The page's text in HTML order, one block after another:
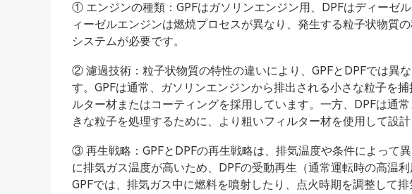
① エンジンの種類：GPFはガソリンエンジン用、DPFはディーゼ
ィーゼルエンジンは燃焼プロセスが異なり、発生する粒子状物質
システムが必要です。
② 濾過技術：粒子状物質の特性の違いにより、GPFとDPFでは異
す。GPFは通常、ガソリンエンジンから排出される小さな粒子を
ルター材またはコーティングを採用しています。一方、DPFは通
きな粒子を処理するために、より粗いフィルター材を使用して設計
③ 再生戦略：GPFとDPFの再生戦略は、排気温度や条件によって
に排気ガス温度が高いため、DPFの受動再生（通常運転時の高温
GPFでは、排気ガス中に燃料を噴射したり、点火時期を調整して